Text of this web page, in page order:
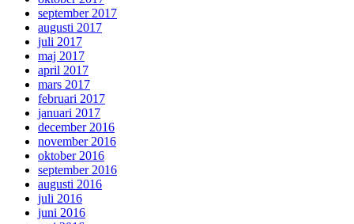
september 2017
augusti 2017
juli 2017
maj 2017
april 2017
mars 2017
februari 2017
januari 2017
december 2016
november 2016
oktober 2016
september 2016
augusti 2016
juli 2016
juni 2016